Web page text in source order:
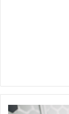
Projeto